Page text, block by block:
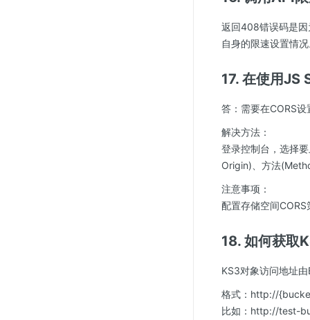
返回408错误码是
自身的限速设置情
17. 在使用JS
答：需要在CORS
解决方法：
登录控制台，选择
Origin)、方法
注意事项：
配置存储空间
18. 如何获取
KS3对象访问地址
格式：http://
比如：http://test-